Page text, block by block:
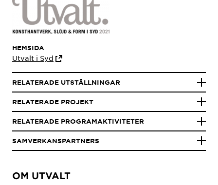
OM UTVALT
HEMSIDA
Utvalt i Syd
RELATERADE UTSTÄLLNINGAR
RELATERADE PROJEKT
RELATERADE PROGRAMAKTIVITETER
SAMVERKANSPARTNERS